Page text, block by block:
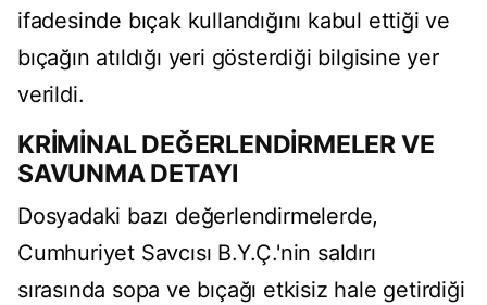
ifadesinde bıçak kullandığını kabul ettiği ve
bıçağın atıldığı yeri gösterdiği bilgisine yer
verildi.
KRİMİNAL DEĞERLENDİRMELER VE
SAVUNMA DETAYI
Dosyadaki bazı değerlendirmelerde,
Cumhuriyet Savcısı B.Y.Ç.'nin saldırı
sırasında sopa ve bıçağı etkisiz hale getirdiği